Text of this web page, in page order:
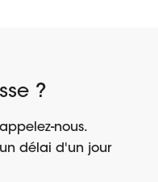
?
nous.
délai d'un jour